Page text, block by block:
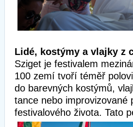
Lidé, kostýmy a vlajky z
Sziget je festivalem
100 zemí tvoří téměř
do barevných kostýmů,
tance nebo
festivalového života. Tato